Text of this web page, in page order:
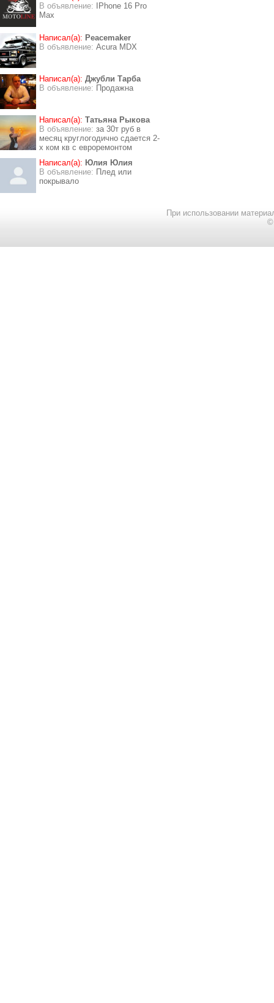
В объявление:
IPhone 16 Pro
Max
Написал(а): Peacemaker
В объявление: Acura MDX
Написал(а): Джубли Тарба
В объявление: Продажна
Написал(а): Татьяна Рыкова
В объявление: за 30т руб в
месяц круглогодично сдается 2-
х ком кв с евроремонтом
Написал(а): Юлия Юлия
В объявление: Плед или
покрывало
При использовании